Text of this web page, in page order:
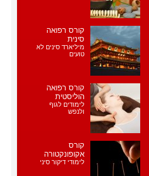
קורס רפואה
סינית
מיליארד סינים לא
טועים
קורס רפואה
הוליסטית
לימודים לגוף
ולנפש
קורס
אקופונקטורה
לימודי דיקור סיני